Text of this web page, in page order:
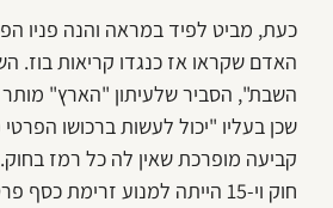
כעת, מביט לפיד במראה והנה פניו
האדם שקראו אז כנגדו קריאות בוז.
השבת", הסביר שלעיתון "הארץ"
שכן בעליו "יכול לעשות ברכושו
קביעה מופרכת שאין לה כל רמז
חוק וי-15 הייתה למנוע זרימת